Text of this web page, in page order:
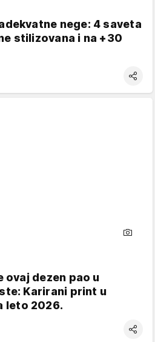
nege: 4 saveta
stilizovana i na +30
ovaj dezen pao u
Karirani print u
leto 2026.